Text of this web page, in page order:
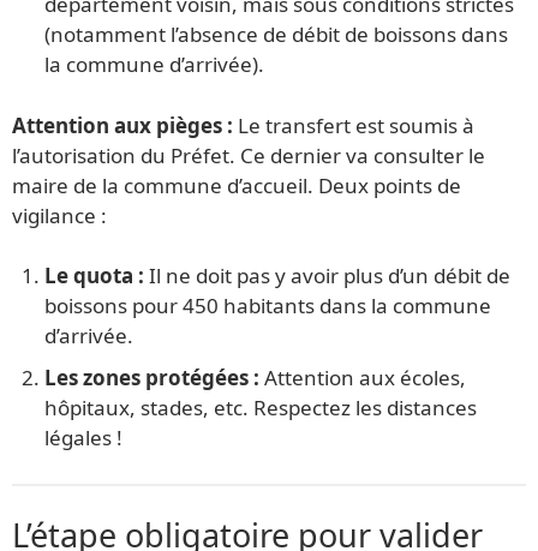
(notamment l’absence de débit de boissons dans
la commune d’arrivée).
Attention aux pièges : Le transfert est soumis à
l’autorisation du Préfet. Ce dernier va consulter le
maire de la commune d’accueil. Deux points de
vigilance :
Le quota : Il ne doit pas y avoir plus d’un débit de
boissons pour 450 habitants dans la commune
d’arrivée.
Les zones protégées : Attention aux écoles,
hôpitaux, stades, etc. Respectez les distances
légales !
L’étape obligatoire pour valider